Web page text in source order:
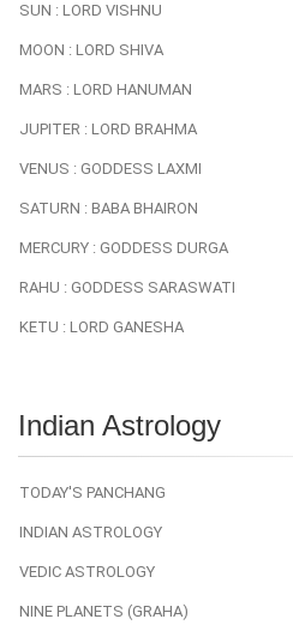
SUN : LORD VISHNU
MOON : LORD SHIVA
MARS : LORD HANUMAN
JUPITER : LORD BRAHMA
VENUS : GODDESS LAXMI
SATURN : BABA BHAIRON
MERCURY : GODDESS DURGA
RAHU : GODDESS SARASWATI
KETU : LORD GANESHA
Indian Astrology
TODAY'S PANCHANG
INDIAN ASTROLOGY
VEDIC ASTROLOGY
NINE PLANETS (GRAHA)